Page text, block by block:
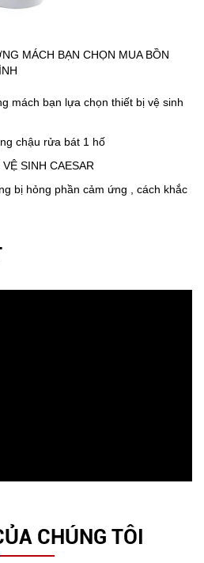
MÁCH BẠN CHỌN MUA BỒN
mách bạn lựa chọn thiết bị vệ sinh
chậu rửa bát 1 hố
SINH CAESAR
bị hỏng phần cảm ứng , cách khắc
CHÚNG TÔI